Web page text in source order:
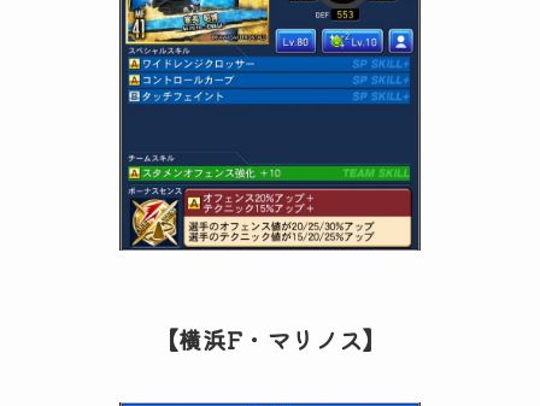
【横浜F・マリノス】